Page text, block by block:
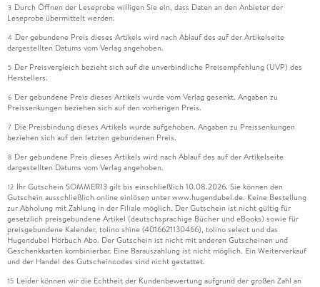
3 Durch Öffnen der Leseprobe willigen Sie ein, dass Daten an den Anbieter der
Leseprobe übermittelt werden.
4 Der gebundene Preis dieses Artikels wird nach Ablauf des auf der Artikelseite
dargestellten Datums vom Verlag angehoben.
5 Der Preisvergleich bezieht sich auf die unverbindliche Preisempfehlung (UVP) des
Herstellers.
6 Der gebundene Preis dieses Artikels wurde vom Verlag gesenkt. Angaben zu
Preissenkungen beziehen sich auf den vorherigen Preis.
7 Die Preisbindung dieses Artikels wurde aufgehoben. Angaben zu Preissenkungen
beziehen sich auf den letzten gebundenen Preis.
8 Der gebundene Preis dieses Artikels wird nach Ablauf des auf der Artikelseite
dargestellten Datums vom Verlag angehoben.
12 Ihr Gutschein SOMMER13 gilt bis einschließlich 10.08.2026. Sie können den
Gutschein ausschließlich online einlösen unter www.hugendubel.de. Keine Bestellung
zur Abholung mit Zahlung in der Filiale möglich. Der Gutschein ist nicht gültig für
gesetzlich preisgebundene Artikel (deutschsprachige Bücher und eBooks) sowie für
preisgebundene Kalender, tolino shine (4016621130466), tolino select und das
Hugendubel Hörbuch Abo. Der Gutschein ist nicht mit anderen Gutscheinen und
Geschenkkarten kombinierbar. Eine Barauszahlung ist nicht möglich. Ein Weiterverkauf
und der Handel des Gutscheincodes sind nicht gestattet.
15 Leider können wir die Echtheit der Kundenbewertung aufgrund der großen Zahl an